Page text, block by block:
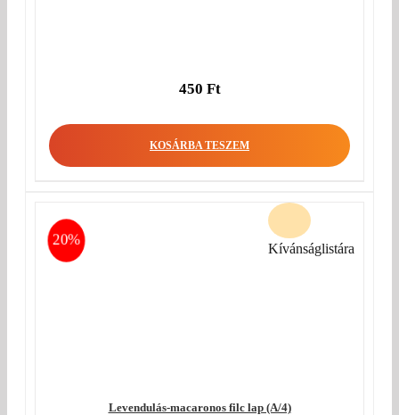
450 Ft
KOSÁRBA TESZEM
20%
Levendulás-macaronos filc lap (A/4)
Kívánságlistára